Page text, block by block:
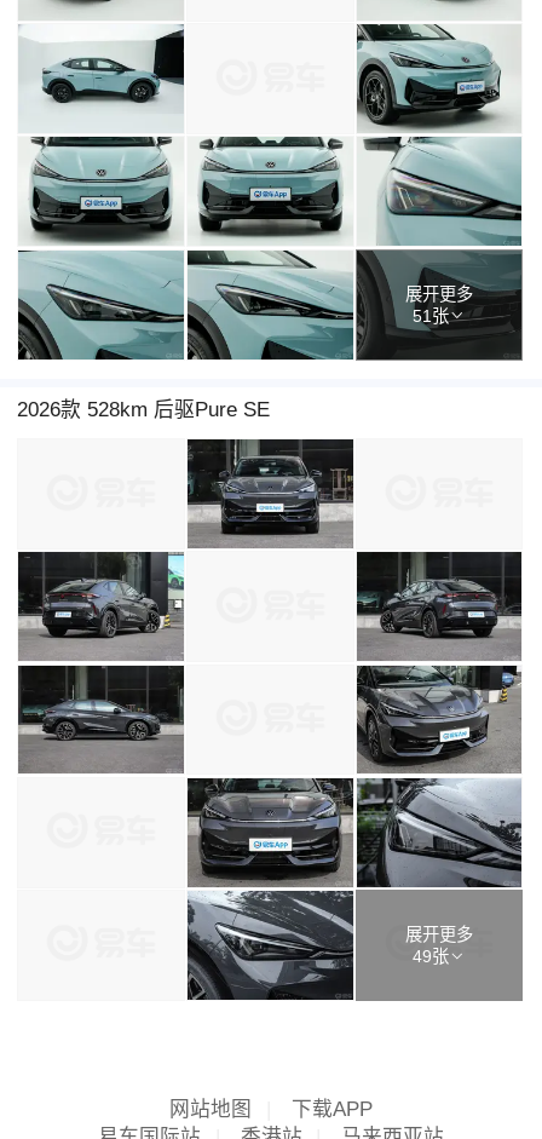
展开更多
51张
2026款 528km 后驱Pure SE
展开更多
49张
网站地图
下载APP